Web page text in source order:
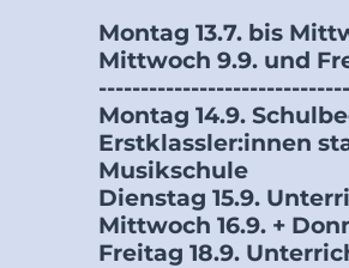
Montag 13.7. bis
Mittwoch 9.9. und
Montag 14.9.
Erstklassler:innen
Musikschule
Dienstag 15.9.
Mittwoch 16.9. +
Freitag 18.9.